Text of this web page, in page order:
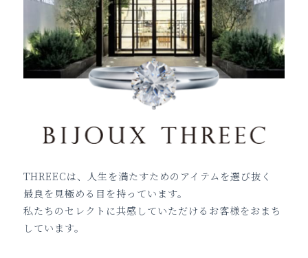
THREECは、人生を満たすためのアイテムを選び抜く
最良を見極める目を持っています。
私たちのセレクトに共感していただけるお客様をおまち
しています。